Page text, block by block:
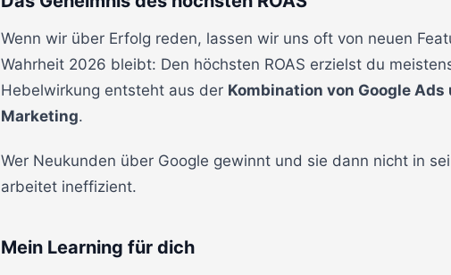
Wenn wir über Erfolg reden, lassen wir uns oft von neuen
Wahrheit 2026 bleibt: Den höchsten ROAS erzielst du
Hebelwirkung entsteht aus der Kombination von Google
Marketing.
Wer Neukunden über Google gewinnt und sie dann nicht in
arbeitet ineffizient.
Mein Learning für dich